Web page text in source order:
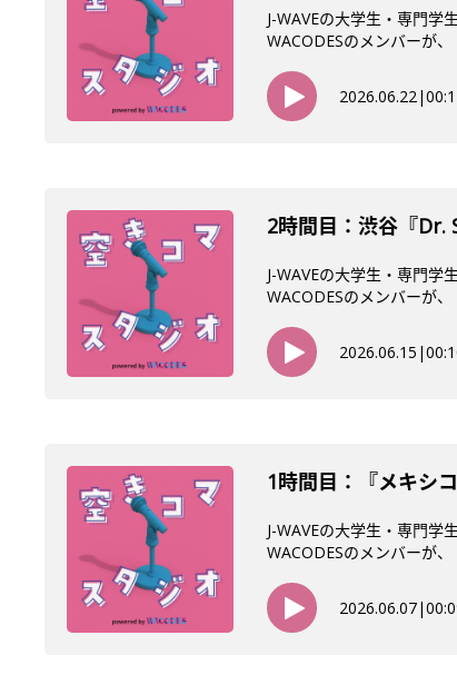
J-WAVEの大学生・専門学
WACODESのメンバーが、
2026.06.22|
2時間目：渋谷『Dr.
J-WAVEの大学生・専門学
WACODESのメンバーが、
2026.06.15 |
1時間目：『メキシ
J-WAVEの大学生・専門学
WACODESのメンバーが、
2026.06.07|